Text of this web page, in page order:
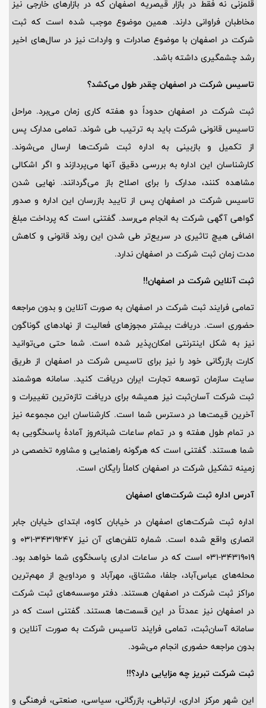
قلمزنی نه فقط در بازار قیصریه اصفهان که در بازارهای خارجی نیز
مخاطبان فراوانی دارند. همین موضوع موجب شده است که ثبت
شرکت در اصفهان با موضوع صادرات و واردات نیز در سال‌های اخیر
رشد چشمگیری داشته باشد.
تاسیس شرکت در اصفهان چقدر طول می‌کشد؟
ثبت شرکت در اصفهان حدوداً دو هفته کاری زمان می‌برد. مراحل
تاسیس قانونی شرکت باید به ترتیب طی شوند. تمامی مدارک پس
از تکمیل و بازبینی به اداره ثبت شرکت‌ها ارسال می‌شوند.
کارشناسان این اداره به بررسی دقیق آنها می‌پردازند و اگر اشکالی
مشاهده کنند، مدارک را برای اصلاح باز می‌گردانند. نهایی شدن
تاسیس شرکت در اصفهان پس از تایید بازرسان این اداره و صدور
گواهی آگهی شرکت به انجام می‌رسد. گفتنی است که پرداخت مبلغ
اضافی هیچ تاثیری در سریع‌تر طی شدن این روند قانونی و کاهش
مدت زمان ثبت شرکت در اصفهان ندارد.
ثبت آنلاین شرکت در اصفهان!!
تمامی فرایند ثبت شرکت در اصفهان به صورت آنلاین و بدون مراجعه
حضوری است. دریافت بیشتر مجوزهای فعالیت از نهادهای گوناگون
نیز به شکل اینترنتی امکان‌پذیر شده است. شما حتی می‌توانید
کارت بازرگانی خود را نیز برای تاسیس شرکت در اصفهان از طریق
سایت سازمان توسعه تجارت ایران دریافت کنید. سامانه هوشمند
ثبت شرکت آسان‌ثبت نیز همیشه برای دریافت تازه‌ترین تغییرات و
آخرین قیمت‌ها در دسترس شما است. کارشناسان این مجموعه نیز
در تمام طول هفته و در تمام ساعات شبانه‌روز آمادۀ پاسخگویی به
شما هستند. گفتنی است که هرگونه راهنمایی و مشاوره تخصصی در
زمینه تشکیل شرکت در اصفهان کاملاً رایگان است.
آدرس اداره ثبت شرکت‌های اصفهان
اداره ثبت شرکت‌های اصفهان در خیابان کاوه، ابتدای خیابان جابر
انصاری واقع شده است. شماره تلفن‌های آن نیز ۳۴۳۱۹۲۴۷-۰۳۱ و
۳۴۳۱۹۰۱۹-۰۳۱ است که در ساعات اداری پاسخگوی شما خواهد بود.
محله‌های عباس‌آباد، جلفا، مشتاق، مهرآباد و مرداویج از مهم‌ترین
مراکز ثبت شرکت در اصفهان هستند. دفتر موسسه‌های ثبت شرکت
در اصفهان نیز عمدتاً در این قسمت‌ها هستند. گفتنی است که در
سامانه آسان‌ثبت، تمامی فرایند تاسیس شرکت به صورت آنلاین و
بدون مراجعه حضوری انجام می‌شود.
ثبت شرکت تبریز چه مزایایی دارد؟!!
این شهر مرکز اداری، ارتباطی، بازرگانی، سیاسی، صنعتی، فرهنگی و